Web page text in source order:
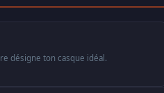
désigne ton casque idéal.